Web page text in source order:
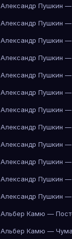
Александр Пушкин —
Александр Пушкин —
Александр Пушкин —
Александр Пушкин —
Александр Пушкин —
Александр Пушкин —
Александр Пушкин —
Александр Пушкин —
Александр Пушкин —
Александр Пушкин —
Александр Пушкин —
Александр Пушкин —
Альбер Камю —
Альбер Камю — Чума